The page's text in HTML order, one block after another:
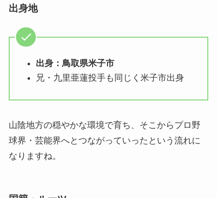
出身地
出身：鳥取県米子市
兄・九里亜蓮投手も同じく米子市出身
山陰地方の穏やかな環境で育ち、そこからプロ野
球界・芸能界へとつながっていったという流れに
なりますね。